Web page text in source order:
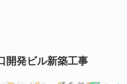
開発ビル新築工事